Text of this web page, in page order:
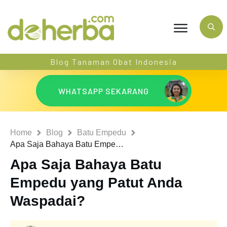
Blog Tanaman Obat Indonesia
WHATSAPP SEKARANG
Home Blog
Batu Empedu
Apa Saja Bahaya Batu Empedu yang Patut Anda Waspadai?
Apa Saja Bahaya Batu
Empedu yang Patut Anda
Waspadai?